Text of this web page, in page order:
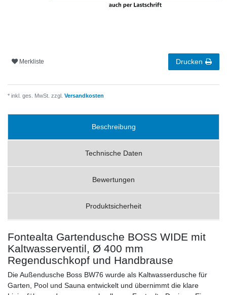
Merkliste Drucken
* inkl. ges. MwSt. zzgl. Versandkosten
Beschreibung
Technische Daten
Bewertungen
Produktsicherheit
Fontealta Gartendusche BOSS WIDE mit
Kaltwasserventil, Ø 400 mm
Regenduschkopf und Handbrause
Die Außendusche Boss BW76 wurde als Kaltwasserdusche für
Garten, Pool und Sauna entwickelt und übernimmt die klare